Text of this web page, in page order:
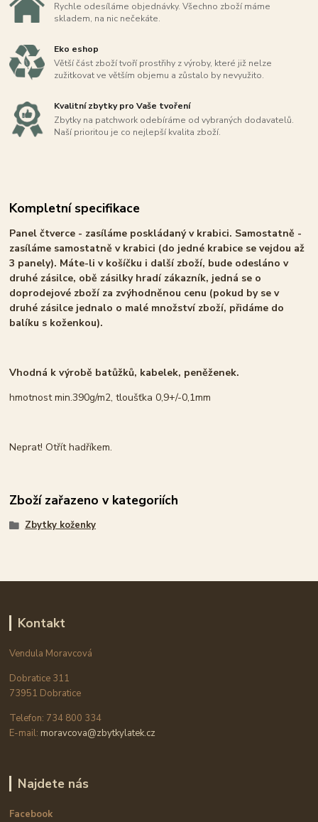
Rychle odesíláme objednávky. Všechno zboží máme
skladem, na nic nečekáte.
Eko eshop
Větší část zboží tvoří prostřihy z výroby, které již nelze
zužitkovat ve větším objemu a zůstalo by nevyužito.
Kvalitní zbytky pro Vaše tvoření
Zbytky na patchwork odebíráme od vybraných dodavatelů.
Naší prioritou je co nejlepší kvalita zboží.
Kompletní specifikace
Panel čtverce - zasíláme poskládaný v krabici. Samostatně -
zasíláme samostatně v krabici (do jedné krabice se vejdou až
3 panely). Máte-li v košíčku i další zboží, bude odesláno v
druhé zásilce, obě zásilky hradí zákazník, jedná se o
doprodejové zboží za zvýhodněnou cenu (pokud by se v
druhé zásilce jednalo o malé množství zboží, přidáme do
balíku s koženkou).
Vhodná k výrobě batůžků, kabelek, peněženek.
hmotnost min.390g/m2, tloušťka 0,9+/-0,1mm
Neprat! Otřít hadříkem.
Zboží zařazeno v kategoriích
Zbytky koženky
Kontakt
Vendula Moravcová
Dobratice 311
73951 Dobratice
Telefon: 734 800 334
E-mail: moravcova@zbytkylatek.cz
Najdete nás
Facebook